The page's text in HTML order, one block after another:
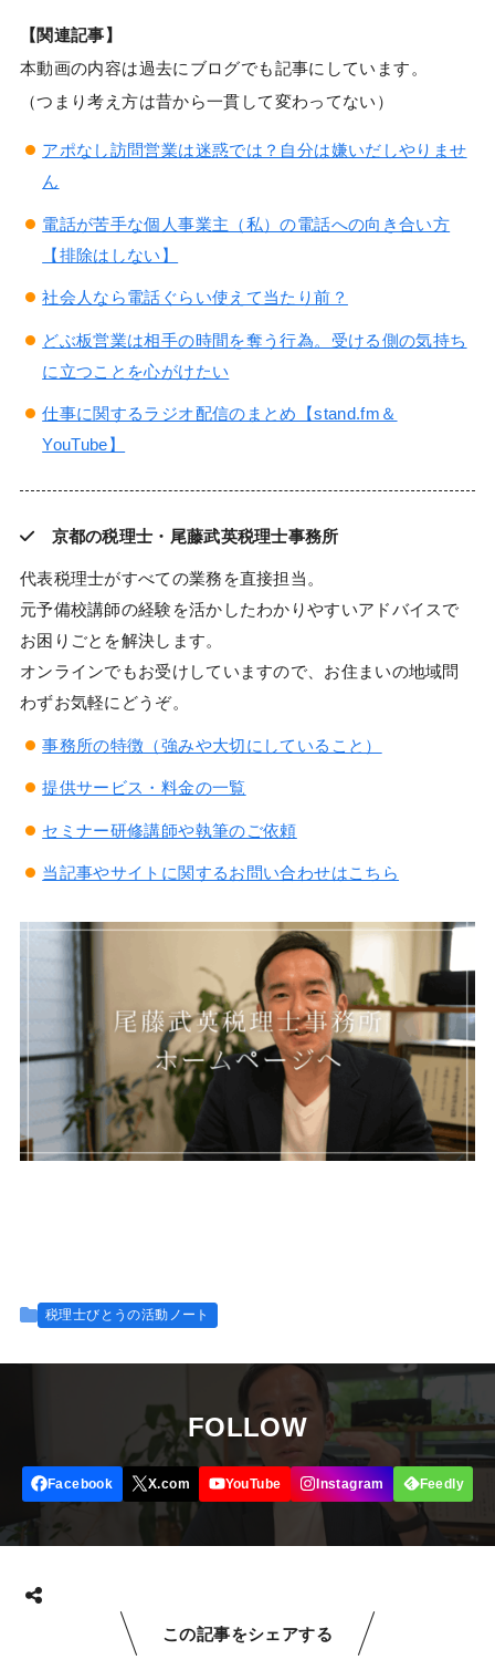
【関連記事】
本動画の内容は過去にブログでも記事にしています。
（つまり考え方は昔から一貫して変わってない）
アポなし訪問営業は迷惑では？自分は嫌いだしやりませ
ん
電話が苦手な個人事業主（私）の電話への向き合い方
【排除はしない】
社会人なら電話ぐらい使えて当たり前？
どぶ板営業は相手の時間を奪う行為。受ける側の気持ち
に立つことを心がけたい
仕事に関するラジオ配信のまとめ【stand.fm＆
YouTube】
京都の税理士・尾藤武英税理士事務所
代表税理士がすべての業務を直接担当。
元予備校講師の経験を活かしたわかりやすいアドバイスで
お困りごとを解決します。
オンラインでもお受けしていますので、お住まいの地域問
わずお気軽にどうぞ。
事務所の特徴（強みや大切にしていること）
提供サービス・料金の一覧
セミナー研修講師や執筆のご依頼
当記事やサイトに関するお問い合わせはこちら
税理士びとうの活動ノート
FOLLOW
この記事をシェアする